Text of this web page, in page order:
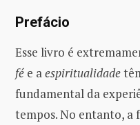
Prefácio
Esse livro é
fé e aespiritualidade
fundamental da
tempos. No entanto, a